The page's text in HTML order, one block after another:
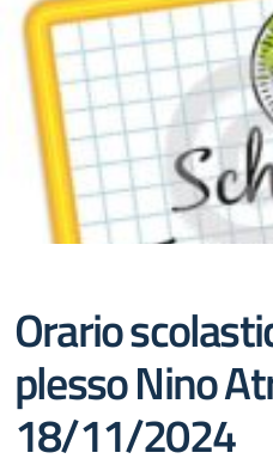
Orario
plesso Nino
18/11/2024